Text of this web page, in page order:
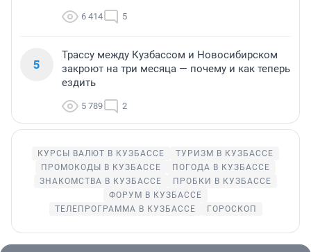
6 414 5
5
Трассу между Кузбассом и Новосибирском
закроют на три месяца — почему и как теперь
ездить
5 789 2
КУРСЫ ВАЛЮТ В КУЗБАССЕ
ТУРИЗМ В КУЗБАССЕ
ПРОМОКОДЫ В КУЗБАССЕ
ПОГОДА В КУЗБАССЕ
ЗНАКОМСТВА В КУЗБАССЕ
ПРОБКИ В КУЗБАССЕ
ФОРУМ В КУЗБАССЕ
ТЕЛЕПРОГРАММА В КУЗБАССЕ
ГОРОСКОП